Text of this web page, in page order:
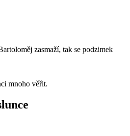
zasmaží, tak se podzimek
mnoho věřit.